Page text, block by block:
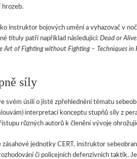
hrozeb.
instruktor bojových umění a vyhazovač v
tituly patří například následující: Dead or
Art of Fighting without Fighting – Techniques in
síly
svém úsilí o jisté zpřehlednění tématu
interpretací konceptu stupňů síly z
různých autorů k členění vývoje
jednotky CERT, instruktor
či policejních defenzivních taktik.